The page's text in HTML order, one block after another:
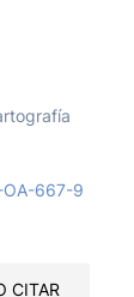
667-9
CITAR